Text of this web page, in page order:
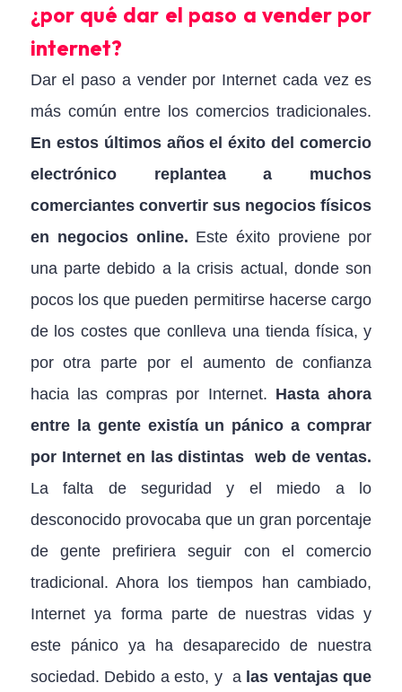
¿por qué dar el paso a vender por
internet?
Dar el paso a vender por Internet cada vez es
más común entre los comercios tradicionales.
En estos últimos años el éxito del comercio
electrónico replantea a muchos
comerciantes convertir sus negocios físicos
en negocios online. Este éxito proviene por
una parte debido a la crisis actual, donde son
pocos los que pueden permitirse hacerse cargo
de los costes que conlleva una tienda física, y
por otra parte por el aumento de confianza
hacia las compras por Internet. Hasta ahora
entre la gente existía un pánico a comprar
por Internet en las distintas web de ventas.
La falta de seguridad y el miedo a lo
desconocido provocaba que un gran porcentaje
de gente prefiriera seguir con el comercio
tradicional. Ahora los tiempos han cambiado,
Internet ya forma parte de nuestras vidas y
este pánico ya ha desaparecido de nuestra
sociedad. Debido a esto, y a las ventajas que